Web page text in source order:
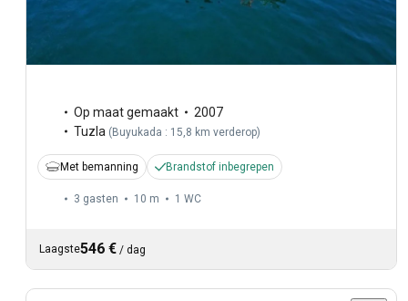
Op maat gemaakt
2007
Tuzla (Buyukada : 15,8 km verderop)
Met bemanning Brandstof inbegrepen
3 gasten 10 m 1 WC
Laagste546 € / dag